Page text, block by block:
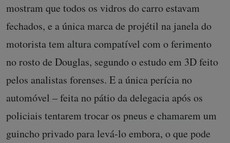
mostram que todos os vidros do carro estavam
fechados, e a única marca de projétil na janela do
motorista tem altura compatível com o ferimento
no rosto de Douglas, segundo o estudo em 3D feito
pelos analistas forenses. E a única perícia no
automóvel – feita no pátio da delegacia após os
policiais tentarem trocar os pneus e chamarem um
guincho privado para levá-lo embora, o que pode